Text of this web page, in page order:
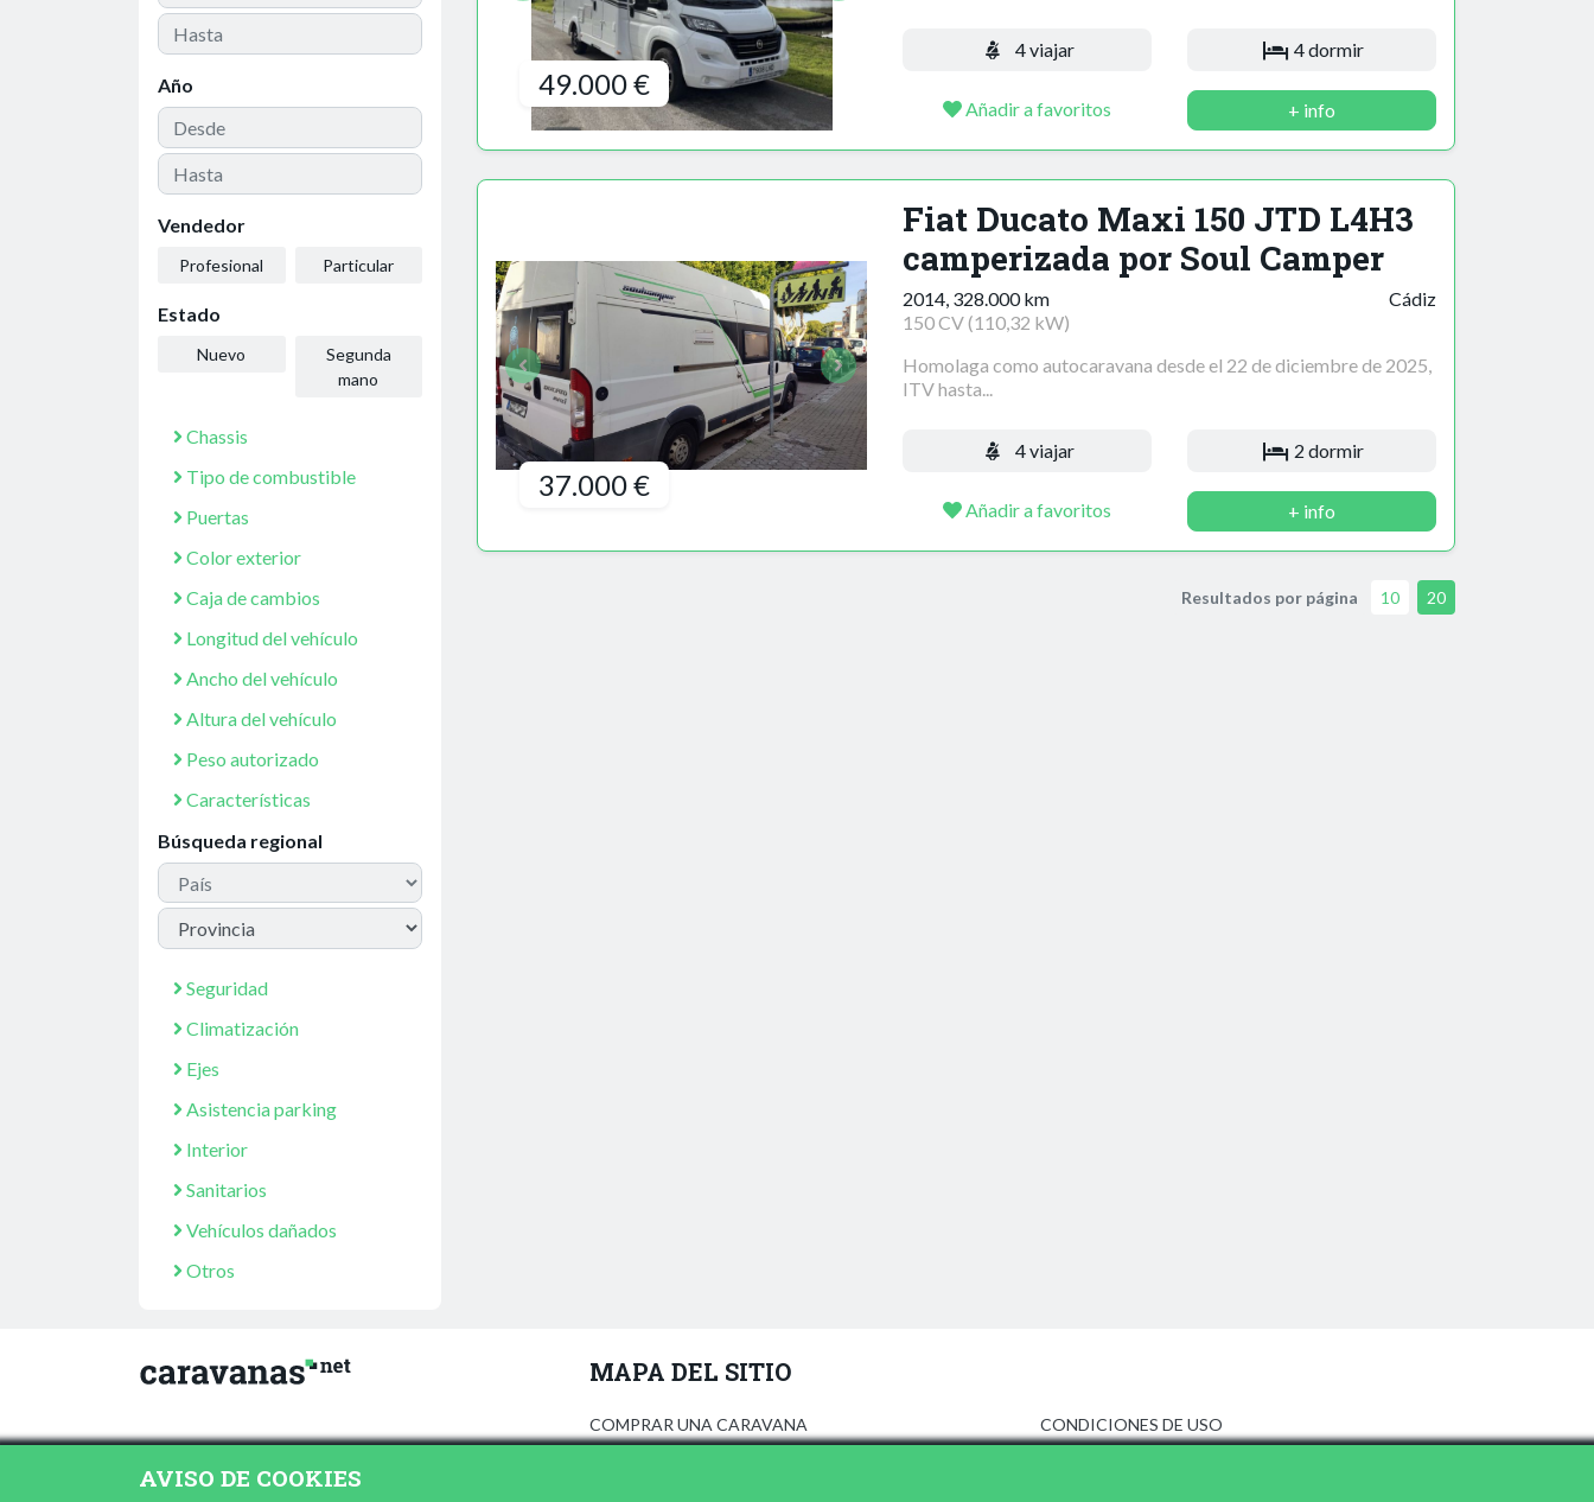
Año
Vendedor
Profesional Particular
Estado
Nuevo
Segunda
mano
Chassis
Tipo de combustible
Puertas
Color exterior
Caja de cambios
Longitud del vehículo
Ancho del vehículo
Altura del vehículo
Peso autorizado
Características
Búsqueda regional
Seguridad
Climatización
Ejes
Asistencia parking
Interior
Sanitarios
Vehículos dañados
Otros
49.000 €
4 viajar 4 dormir
Añadir a favoritos + info
37.000 €
Fiat Ducato Maxi 150 JTD L4H3
camperizada por Soul Camper
2014, 328.000 km
150 CV (110,32 kW)
Cádiz
Homolaga como autocaravana desde el 22 de diciembre de 2025,
ITV hasta...
4 viajar 2 dormir
Añadir a favoritos + info
Resultados por página 10 20
MAPA DEL SITIO
COMPRAR UNA CARAVANA
CONDICIONES DE USO
AVISO DE COOKIES